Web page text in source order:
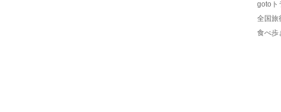
gotoト
全国旅
食べ歩